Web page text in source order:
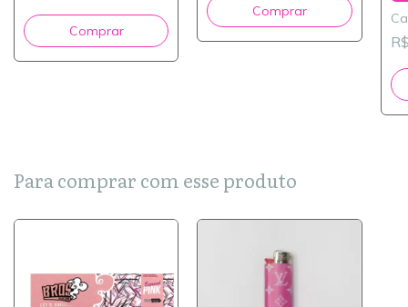
Para comprar com esse produto